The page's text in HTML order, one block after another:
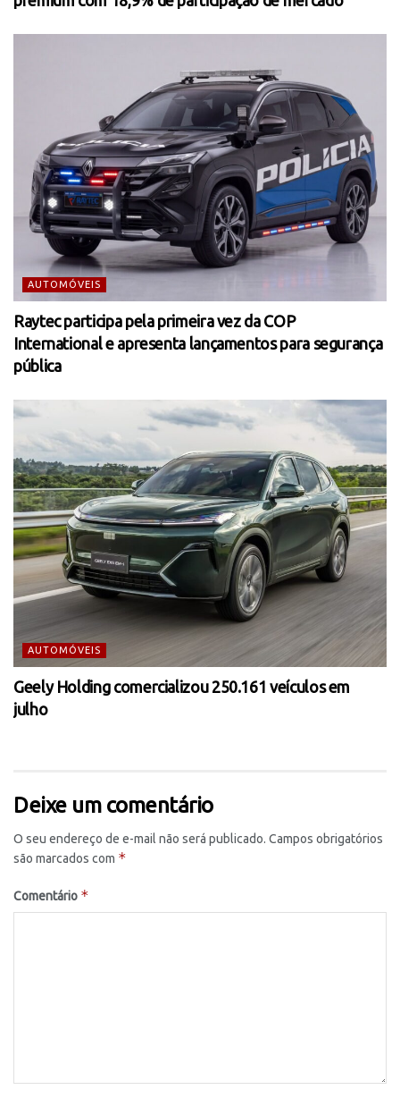
AUTOMÓVEIS
Raytec participa pela primeira vez da COP
International e apresenta lançamentos para segurança
pública
AUTOMÓVEIS
Geely Holding comercializou 250.161 veículos em
julho
Deixe um comentário
O seu endereço de e-mail não será publicado. Campos obrigatórios
são marcados com *
Comentário *